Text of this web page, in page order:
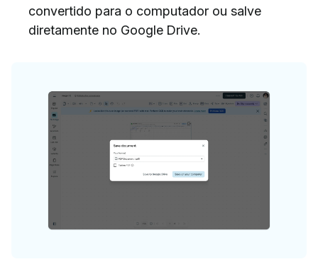
convertido para o computador ou salve
diretamente no Google Drive.